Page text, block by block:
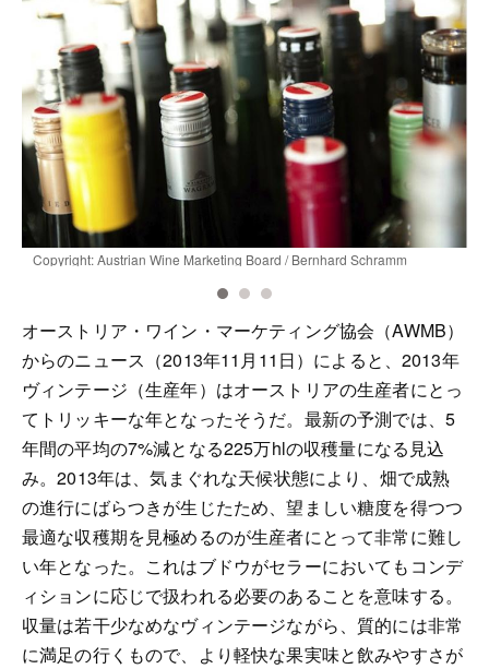
Copyright: Austrian Wine Marketing Board / Bernhard Schramm
オーストリア・ワイン・マーケティング協会（AWMB）
からのニュース（2013年11月11日）によると、2013年
ヴィンテージ（生産年）はオーストリアの生産者にとっ
てトリッキーな年となったそうだ。最新の予測では、5
年間の平均の7%減となる225万hlの収穫量になる見込
み。2013年は、気まぐれな天候状態により、畑で成熟
の進行にばらつきが生じたため、望ましい糖度を得つつ
最適な収穫期を見極めるのが生産者にとって非常に難し
い年となった。これはブドウがセラーにおいてもコンデ
ィションに応じで扱われる必要のあることを意味する。
収量は若干少なめなヴィンテージながら、質的には非常
に満足の行くもので、より軽快な果実味と飲みやすさが